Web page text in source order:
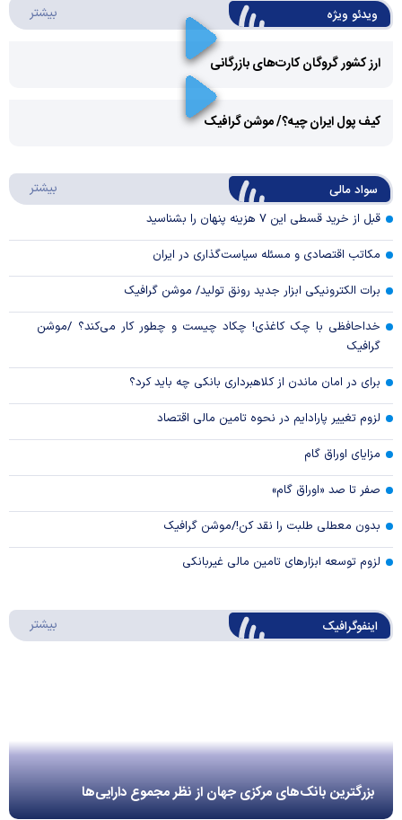
ویدئو ویژه بیشتر
ارز کشور گروگان کارت‌های بازرگانی
Video
کیف پول ایران چیه؟/ موشن گرافیک
سواد مالی بیشتر
قبل از خرید قسطی این ۷ هزینه پنهان را بشناسید
مکاتب اقتصادی و مسئله سیاست‌گذاری در ایران
برات الکترونیکی ابزار جدید رونق تولید/ موشن گرافیک
خداحافظی با چک کاغذی! چکاد چیست و چطور کار می‌کند؟ /موشن
گرافیک
برای در امان ماندن از کلاهبرداری بانکی چه باید کرد؟
لزوم تغییر پارادایم در نحوه تامین مالی اقتصاد
مزایای اوراق گام
صفر تا صد «اوراق گام»
بدون معطلی طلبت را نقد کن!/موشن گرافیک
لزوم توسعه ابزارهای تامین مالی غیربانکی
اینفوگرافیک بیشتر
بزرگترین بانک‌های مرکزی جهان از نظر مجموع دارایی‌ها